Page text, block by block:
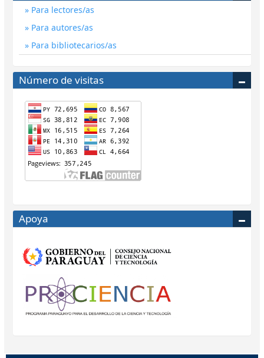
Para lectores/as
Para autores/as
Para bibliotecarios/as
Número de visitas
Apoya